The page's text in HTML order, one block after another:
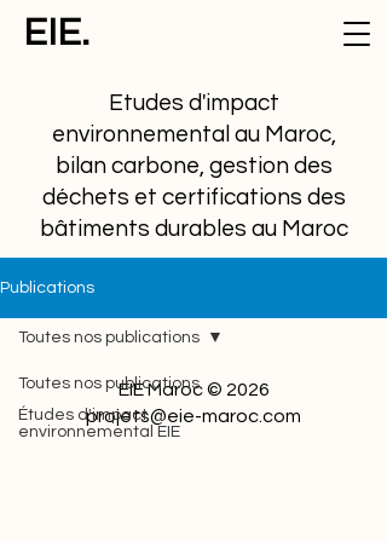
EIE.
Etudes d'impact
environnemental au Maroc,
bilan carbone, gestion des
déchets et certifications des
bâtiments durables au Maroc
Publications
Toutes nos publications
Études d'impact
environnemental EIE
Toutes nos publications
EIE Maroc © 2026
projets@eie-maroc.com